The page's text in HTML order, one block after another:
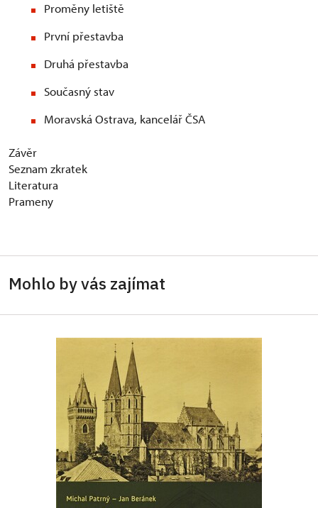
Proměny letiště
První přestavba
Druhá přestavba
Současný stav
Moravská Ostrava, kancelář ČSA
Závěr
Seznam zkratek
Literatura
Prameny
Mohlo by vás zajímat